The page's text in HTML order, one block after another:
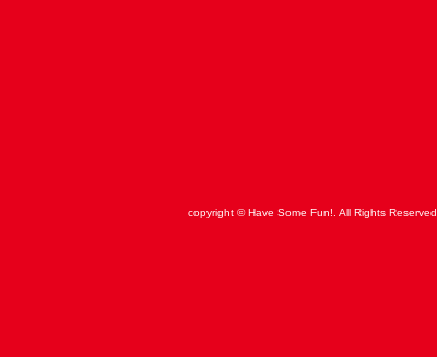
copyright © Have Some Fun!. All Rights Reserved.